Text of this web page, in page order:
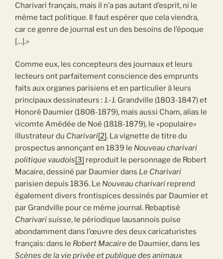
Charivari français, mais il n’a pas autant d’esprit, ni le
même tact politique. Il faut espérer que cela viendra,
car ce genre de journal est un des besoins de l’époque
[…].»
Comme eux, les concepteurs des journaux et leurs
lecteurs ont parfaitement conscience des emprunts
faits aux organes parisiens et en particulier à leurs
principaux dessinateurs : J.-J. Grandville (1803-1847) et
Honoré Daumier (1808-1879), mais aussi Cham, alias le
vicomte Amédée de Noé (1818-1879), le «populaire»
illustrateur du Charivari[2]. La vignette de titre du
prospectus annonçant en 1839 le Nouveau charivari
politique vaudois[3] reproduit le personnage de Robert
Macaire, dessiné par Daumier dans Le Charivari
parisien depuis 1836. Le Nouveau charivari reprend
également divers frontispices dessinés par Daumier et
par Grandville pour ce même journal. Rebaptisé
Charivari suisse, le périodique lausannois puise
abondamment dans l’œuvre des deux caricaturistes
français: dans le Robert Macairede Daumier, dans les
Scènes de la vie privée et publique des animaux